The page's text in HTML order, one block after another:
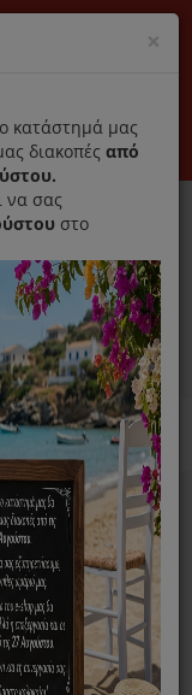
Επικοινωνία
0
MENU
Σειράς Florenz/
×
κατάστημά μας
διακοπές από
να σας
στο